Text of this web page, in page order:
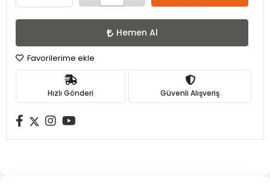
Hemen Al
Favorilerime ekle
Hızlı Gönderi Güvenli Alışveriş